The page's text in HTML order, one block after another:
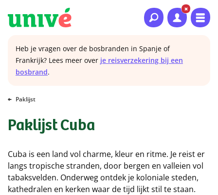
Naar hoofdinhoud
Naar hoofdnavigatie
Naar footer
Heb je vragen over de bosbranden in Spanje of
Frankrijk? Lees meer over je reisverzekering bij een
bosbrand.
Paklijst
Paklijst Cuba
Cuba is een land vol charme, kleur en ritme. Je reist er
langs tropische stranden, door bergen en valleien vol
tabaksvelden. Onderweg ontdek je koloniale steden,
kathedralen en kerken waar de tijd lijkt stil te staan.